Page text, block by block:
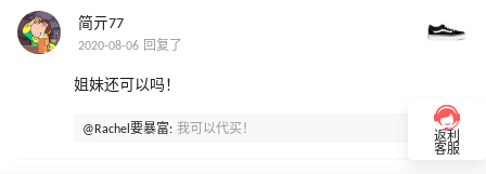
简亓77
2020-08-06 回复了
姐妹还可以吗！
@Rachel要暴富: 我可以代买！
返利
客服